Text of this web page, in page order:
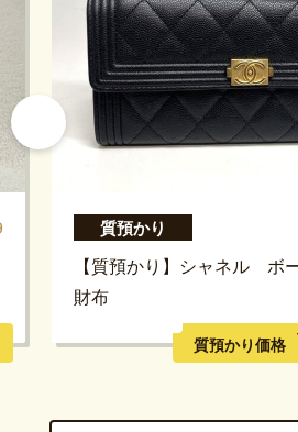
質預かり
【質預かり】シャネル ボ
財布
質預かり価格